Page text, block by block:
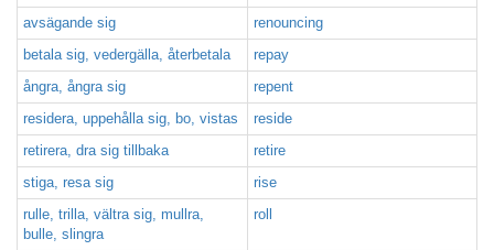
avsägande sig
renouncing
betala sig, vedergälla, återbetala
repay
ångra, ångra sig
repent
residera, uppehålla sig, bo, vistas
reside
retirera, dra sig tillbaka
retire
stiga, resa sig
rise
rulle, trilla, vältra sig, mullra,
bulle, slingra
roll